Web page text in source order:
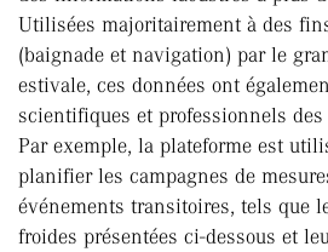
Utilisées majoritairement à des
(baignade et navigation) par le
estivale, ces données ont
scientifiques et professionnels
Par exemple, la plateforme est
planifier les campagnes de
événements transitoires, tels que
froides présentées ci-dessous et